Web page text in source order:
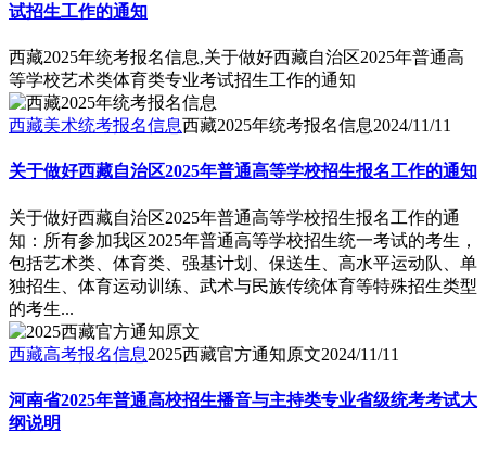
试招生工作的通知
西藏2025年统考报名信息,关于做好西藏自治区2025年普通高
等学校艺术类体育类专业考试招生工作的通知
西藏美术统考报名信息西藏2025年统考报名信息2024/11/11
关于做好西藏自治区2025年普通高等学校招生报名工作的通知
关于做好西藏自治区2025年普通高等学校招生报名工作的通
知：所有参加我区2025年普通高等学校招生统一考试的考生，
包括艺术类、体育类、强基计划、保送生、高水平运动队、单
独招生、体育运动训练、武术与民族传统体育等特殊招生类型
的考生...
西藏高考报名信息2025西藏官方通知原文2024/11/11
河南省2025年普通高校招生播音与主持类专业省级统考考试大
纲说明